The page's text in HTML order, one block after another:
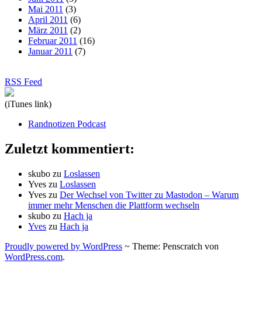
Mai 2011 (3)
April 2011 (6)
März 2011 (2)
Februar 2011 (16)
Januar 2011 (7)
RSS Feed
(iTunes link)
Randnotizen Podcast
Zuletzt kommentiert:
skubo zu Loslassen
Yves zu Loslassen
Yves zu Der Wechsel von Twitter zu Mastodon – Warum
immer mehr Menschen die Plattform wechseln
skubo zu Hach ja
Yves zu Hach ja
Proudly powered by WordPress ~ Theme: Penscratch von
WordPress.com.